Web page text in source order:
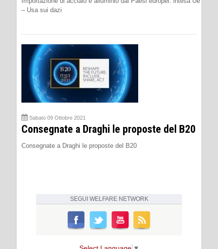
– Usa sui dazi
Sabato 09 Ottobre 2021
Consegnate a Draghi le proposte del B20
Consegnate a Draghi le proposte del B20
SEGUI WELFARE NETWORK